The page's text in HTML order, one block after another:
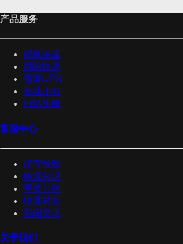
产品服务
邮政渠道
国际快递
香港UPS
专线小包
FBA头程
客服中心
邮寄经验
物流知识
重要公告
物流时效
新闻资讯
关于我们